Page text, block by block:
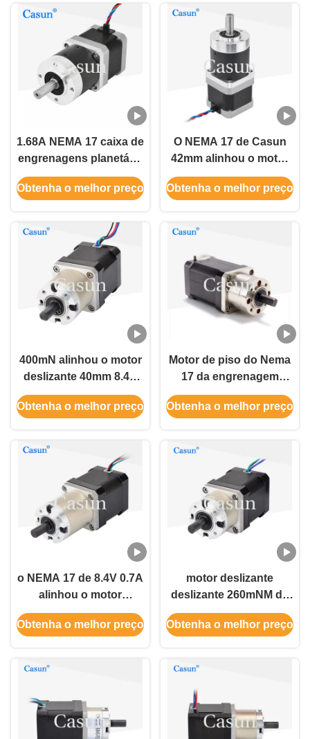
1.68A NEMA 17 caixa de
engrenagens planetária
motor passo 10:1
17HS15-1684S-HG10
Obtenha o melhor preço
O NEMA 17 de Casun
42mm alinhou o motor
deslizante unipolar e
bipolar de motor
Obtenha o melhor preço
400mN alinhou o motor
deslizante 40mm 8.4V
0.7A do Nema 17 do
motor deslizante
Obtenha o melhor preço
Motor de piso do Nema
17 da engrenagem
planetária de Casun
para a maquinaria de
Obtenha o melhor preço
o NEMA 17 de 8.4V 0.7A
alinhou o motor
deslizante para o
equipamento médico
Obtenha o melhor preço
motor deslizante
deslizante 260mNM de
motor 34mm Casun da
caixa de engrenagens
Obtenha o melhor preço